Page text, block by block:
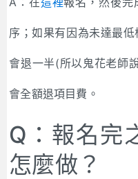
序；如果有因為未達最
會退一半(所以鬼花老師
會全額退項目費。
Q：報名完
怎麼做？